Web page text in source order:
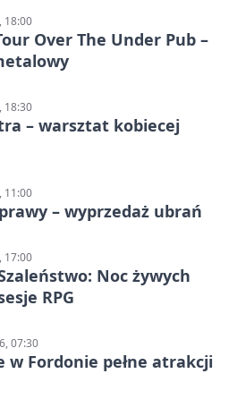
18:00
Over The Under Pub –
18:30
– warsztat kobiecej
11:00
– wyprzedaż ubrań
17:00
Noc żywych
RPG
07:30
w Fordonie pełne atrakcji